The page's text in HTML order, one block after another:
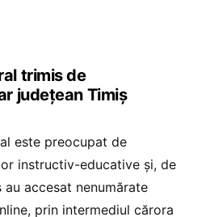
trimis de
județean Timiș
este preocupat de
instructiv-educative și, de
accesat nenumărate
prin intermediul cărora